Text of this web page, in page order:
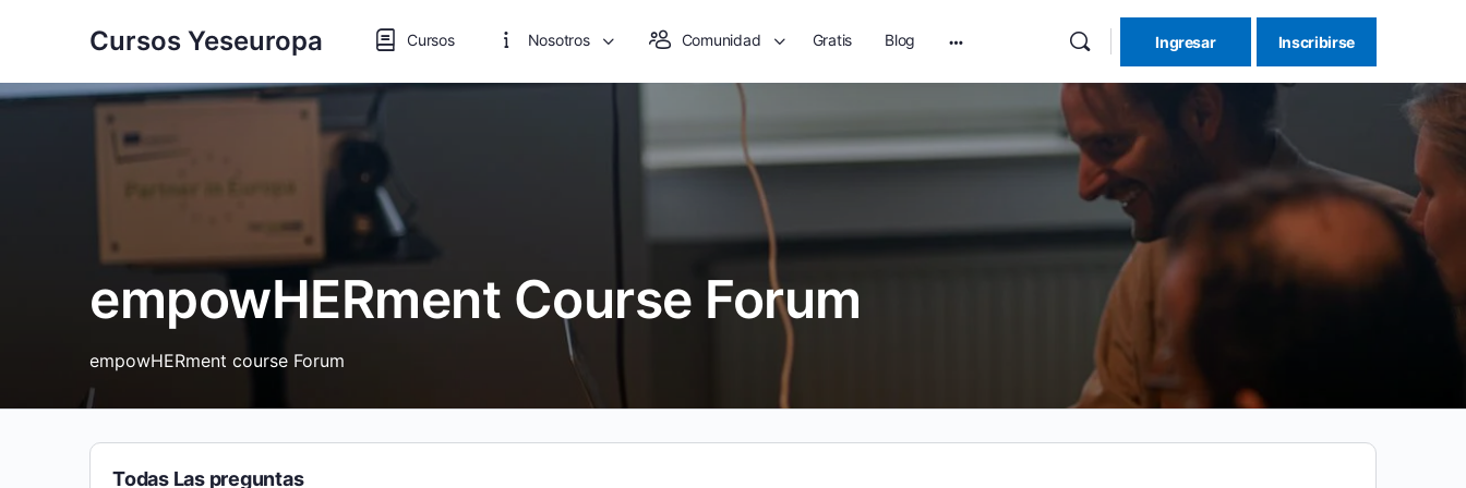
Cursos Yeseuropa Cursos Nosotros Comunidad Gratis Blog
options
Ingresar Inscribirse
empowHERment Course Forum
empowHERment course Forum
Todas Las preguntas